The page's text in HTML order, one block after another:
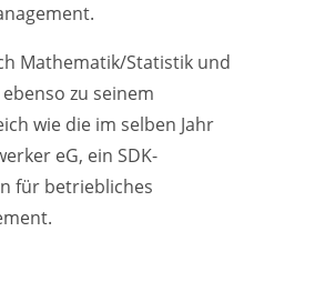
Mathematik/Statistik und
zu seinem
wie die im selben Jahr
eG, ein SDK-
für betriebliches